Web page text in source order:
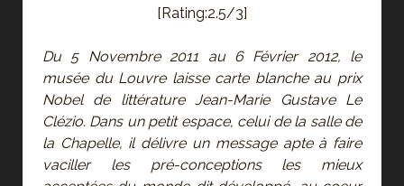
[Rating:2.5/3]
Du 5 Novembre 2011 au 6 Février 2012, le
musée du Louvre laisse carte blanche au prix
Nobel de littérature Jean-Marie Gustave Le
Clézio. Dans un petit espace, celui de la salle de
la Chapelle, il délivre un message apte à faire
vaciller les pré-conceptions les mieux